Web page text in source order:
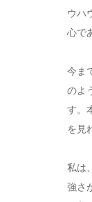
ウハ
心で
今ま
のよ
す。
を見
私は
強さ